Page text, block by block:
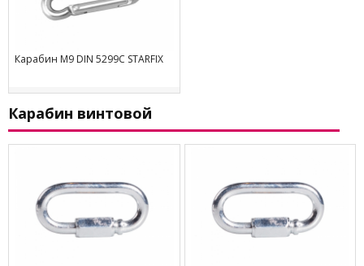
Карабин М9 DIN 5299C STARFIX
Карабин винтовой